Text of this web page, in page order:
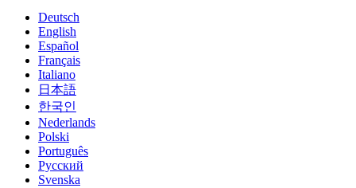
Deutsch
English
Español
Français
Italiano
日本語
한국인
Nederlands
Polski
Português
Pусский
Svenska